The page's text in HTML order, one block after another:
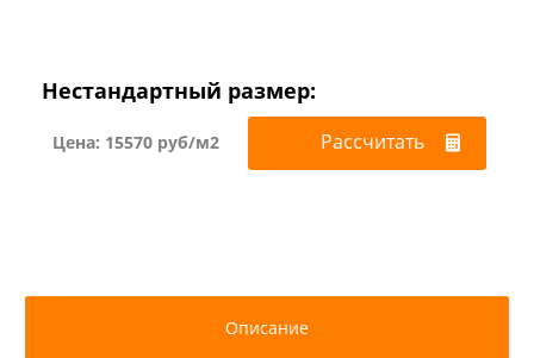
Брайт текстиль+резина 800 мм/500 мм
коричневый (Ввкор)
Брайт текстиль+резина 800 мм/500 мм
Нестандартный размер:
Цена: 15570 руб/м2 Рассчитать
Описание